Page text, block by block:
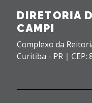
DIRETORIA
CAMPI
Complexo da
Curitiba - PR | CEP: